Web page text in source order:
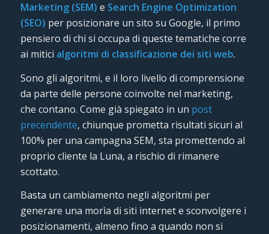
Marketing (SEM) e Search Engine Optimization
(SEO) per posizionare un sito su Google, il primo
pensiero di chi si occupa di queste tematiche corre
ai mitici algoritmi di classificazione dei siti web.
Sono gli algoritmi, e il loro livello di comprensione
da parte delle persone coinvolte nel marketing,
che contano. Come già spiegato in un post
precendente, chiunque prometta risultati sicuri al
100% per una campagna SEM, sta promettendo al
proprio cliente la Luna, a rischio di rimanere
scottato.
Basta un cambiamento negli algoritmi per
generare una morìa di siti internet e sconvolgere i
posizionamenti, almeno fino a quando non si